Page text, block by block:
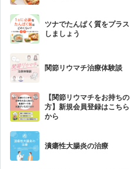
ツナでたんぱく質をプラス
しましょう
関節リウマチ治療体験談
【関節リウマチをお持ちの
方】新規会員登録はこちら
から
潰瘍性大腸炎の治療